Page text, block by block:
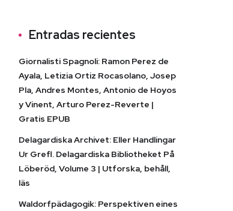
Entradas recientes
Giornalisti Spagnoli: Ramon Perez de
Ayala, Letizia Ortiz Rocasolano, Josep
Pla, Andres Montes, Antonio de Hoyos
y Vinent, Arturo Perez-Reverte |
Gratis EPUB
Delagardiska Archivet: Eller Handlingar
Ur Grefl. Delagardiska Bibliotheket På
Löberöd, Volume 3 | Utforska, behåll,
läs
Waldorfpädagogik: Perspektiven eines